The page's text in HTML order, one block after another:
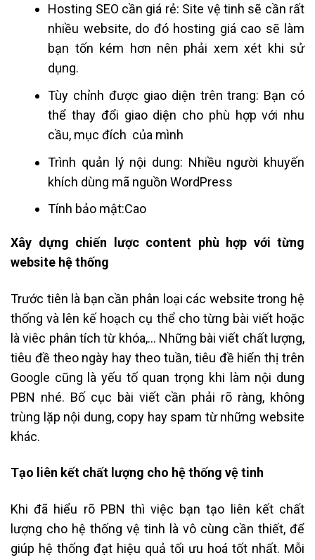
Hosting SEO cần giá rẻ: Site vệ tinh sẽ cần rất
nhiều website, do đó hosting giá cao sẽ làm
bạn tốn kém hơn nên phải xem xét khi sử
dụng.
Tùy chỉnh được giao diện trên trang: Bạn có
thể thay đổi giao diện cho phù hợp với nhu
cầu, mục đích của mình
Trình quản lý nội dung: Nhiều người khuyến
khích dùng mã nguồn WordPress
Tính bảo mật:Cao
Xây dựng chiến lược content phù hợp với từng
website hệ thống
Trước tiên là bạn cần phân loại các website trong hệ
thống và lên kế hoạch cụ thể cho từng bài viết hoặc
là viêc phân tích từ khóa,… Những bài viết chất lượng,
tiêu đề theo ngày hay theo tuần, tiêu đề hiển thị trên
Google cũng là yếu tố quan trọng khi làm nội dung
PBN nhé. Bố cục bài viết cần phải rõ ràng, không
trùng lặp nội dung, copy hay spam từ những website
khác.
Tạo liên kết chất lượng cho hệ thống vệ tinh
Khi đã hiểu rõ PBN thì việc bạn tạo liên kết chất
lượng cho hệ thống vệ tinh là vô cùng cần thiết, để
giúp hệ thống đạt hiệu quả tối ưu hoá tốt nhất. Mỗi